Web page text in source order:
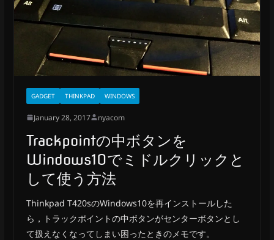
GADGET THINKPAD WINDOWS
January 28, 2017 nyacom
Trackpointの中ボタンを
Windows10でミドルクリックと
して使う方法
Thinkpad T420sのWindows10を再インストールした
ら，トラックポイントの中ボタンがセンターボタンとし
て扱えなくなってしまい困ったときのメモです。